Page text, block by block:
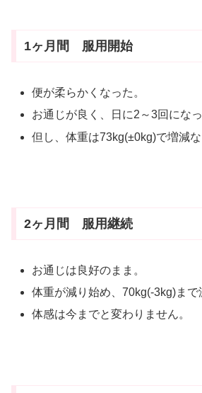
1ヶ月間 服用開始
便が柔らかくなった。
お通じが良く、日に2～3回になっ
但し、体重は73kg(±0kg)で増減な
2ヶ月間 服用継続
お通じは良好のまま。
体重が減り始め、70kg(-3kg)まで
体感は今までと変わりません。